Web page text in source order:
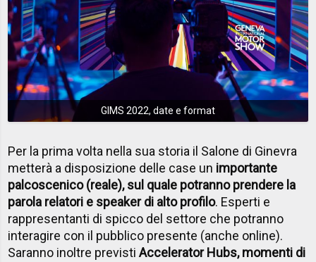
GIMS 2022, date e format
Per la prima volta nella sua storia il Salone di Ginevra
metterà a disposizione delle case un importante
palcoscenico (reale), sul quale potranno prendere la
parola relatori e speaker di alto profilo. Esperti e
rappresentanti di spicco del settore che potranno
interagire con il pubblico presente (anche online).
Saranno inoltre previstiAccelerator Hubs, momenti di